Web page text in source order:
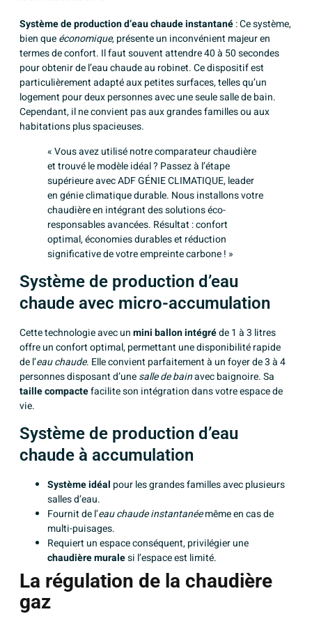
Système de production d’eau chaude instantané: Ce système,
bien queéconomique, présente un inconvénient majeur en
termes de confort. Il faut souvent attendre 40 à 50 secondes
pour obtenir de l’eau chaude au robinet. Ce dispositif est
particulièrement adapté aux petites surfaces, telles qu’un
logement pour deux personnes avec une seule salle de bain.
Cependant, il ne convient pas aux grandes familles ou aux
habitations plus spacieuses.
« Vous avez utilisé notre comparateur chaudière
et trouvé le modèle idéal ? Passez à l’étape
supérieure avec ADF GÉNIE CLIMATIQUE, leader
en génie climatique durable. Nous installons votre
chaudièreen intégrant des solutions éco-
responsables avancées. Résultat : confort
optimal, économies durables et réduction
significative de votre empreinte carbone ! »
Système de production d’eau
chaude avec micro-accumulation
Cette technologie avec unmini ballon intégréde 1 à 3 litres
offre un confort optimal, permettant une disponibilité rapide
de l’eau chaude. Elle convient parfaitement à un foyer de 3 à 4
personnes disposant d’unesalle de bainavec baignoire. Sa
taille compactefacilite son intégration dans votre espace de
vie.
Système de production d’eau
chaude à accumulation
Système idéal pour les grandes familles avec plusieurs
salles d’eau.
Fournit de l’eau chaude instantanéemême en cas de
multi-puisages.
Requiert un espace conséquent, privilégier une
chaudière muralesi l’espace est limité.
La régulation de la chaudière
gaz